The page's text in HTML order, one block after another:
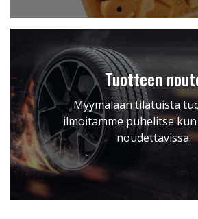
Tuotteen
Myymälään tilatuista
ilmoitamme puhelitse
noudettavissa.